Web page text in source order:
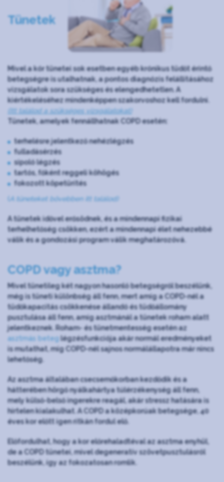
Tünetek
Mivel a kór tünetei sok esetben egyéb krónikus tüdőt érintő
betegségre is utalhatnak, a pontos diagnózis felállításához
vizsgálatok sora szükséges és elengedhetetlen. A
kiértékeléséhez mindenképpen szakorvoshoz kell fordulni.
(Itt találod a szükséges vizsgálatokat)
Tünetek, amelyek fennállhatnak COPD esetén:
terhelésre jelentkező nehézlégzés
fulladásérzés
sípoló légzés
tartós, főként reggeli köhögés
fokozott köpetürítés
A tüneteket bővebben itt találod)
A tünetek idővel erősödnek, és a mindennapi fizikai
terhelhetőség csökken, ezért a mindennapi élet nehezebbé
válik és a gondozási program válik meghatározóvá.
COPD vagy asztma?
Mivel tünetileg két nagyon hasonló betegségről beszélünk,
még is tüneti különbség áll fenn, mert amíg a COPD-nél a
tüdőkapacitás csökkenése állandó és tüdőállomány
pusztulása áll fenn, amíg asztmánál a tünetek roham alatt
jelentkeznek. Roham- és tünetmentesség esetén az
asztmás beteg légzésfunkciója akár normál eredményeket
is mutathat, míg COPD-nél sajnos normálállapotra már nincs
lehetőség.
Az asztma általában csecsemőkorban kezdődik és a
hátterében hörgő nyálkahártya túlérzékenység áll fenn,
mely külső-belső ingerekre reagál, akár stressz hatására is
hirtelen kialakulhat. A COPD a középkorúak betegsége, 40
éves kor előtt igen ritkán fordul elő.
Előfordulhat, hogy a kor előrehaladtéval az asztma enyhül,
de a COPD tünetei, mivel degeneratív szövetpusztulásról
beszélünk, így az fokozatosan romlik.